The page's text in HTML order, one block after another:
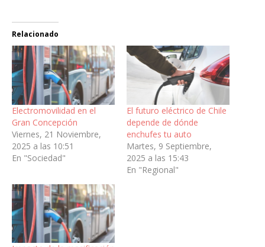
Relacionado
Electromovilidad en el
Gran Concepción
Viernes, 21 Noviembre,
2025 a las 10:51
En "Sociedad"
El futuro eléctrico de Chile
depende de dónde
enchufes tu auto
Martes, 9 Septiembre,
2025 a las 15:43
En "Regional"